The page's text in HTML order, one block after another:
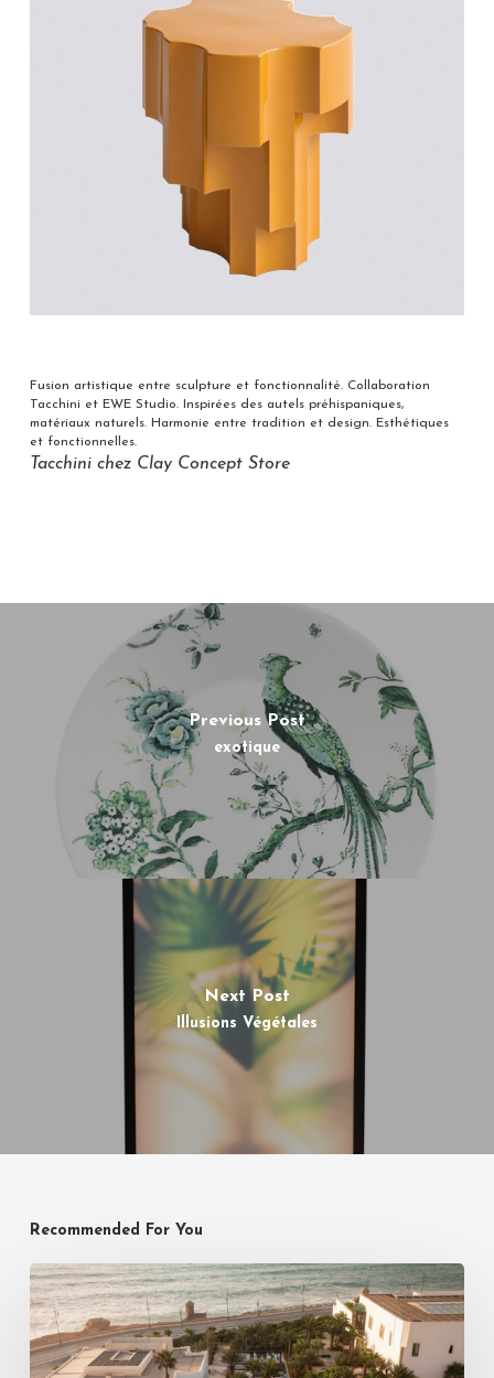
Fusion artistique entre sculpture et fonctionnalité. Collaboration
Tacchini et EWE Studio. Inspirées des autels préhispaniques,
matériaux naturels. Harmonie entre tradition et design. Esthétiques
et fonctionnelles.
Tacchini chez Clay Concept Store
Previous Post
exotique
Next Post
Illusions Végétales
Recommended For You